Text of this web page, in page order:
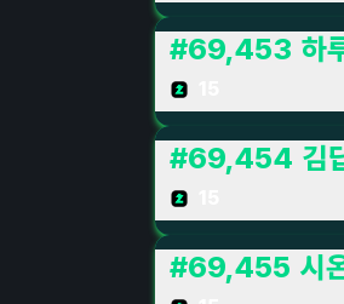
#69,453 하
#69,454 김
#69,455 시